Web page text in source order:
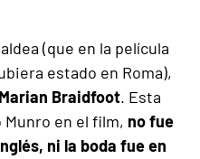
(que en la película
estado en Roma),
Braidfoot. Esta
en el film, no fue
ni la boda fue en